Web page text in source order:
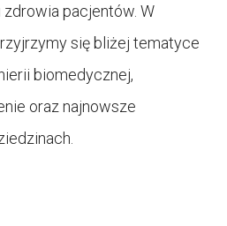
pacjentów. W
się bliżej tematyce
biomedycznej,
oraz najnowsze